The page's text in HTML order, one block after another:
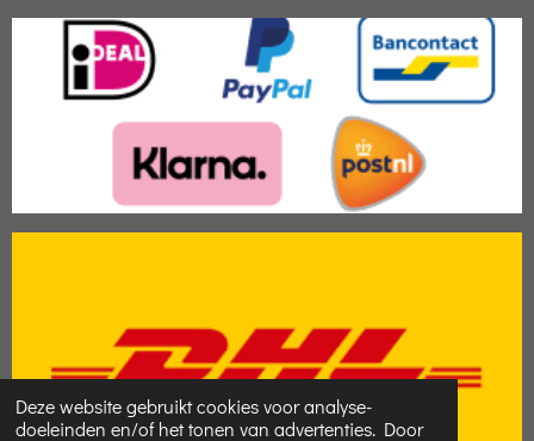
Deze website gebruikt cookies voor analyse-
doeleinden en/of het tonen van advertenties. Door